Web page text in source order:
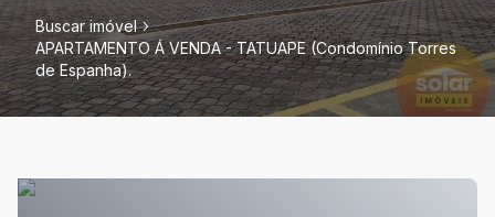
Buscar imóvel
APARTAMENTO Á VENDA - TATUAPE (Condomínio Torres
de Espanha).